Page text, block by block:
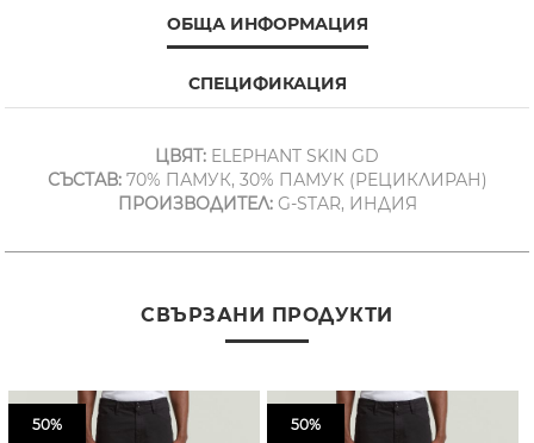
ОБЩА ИНФОРМАЦИЯ
СПЕЦИФИКАЦИЯ
ЦВЯТ: ELEPHANT SKIN GD
СЪСТАВ:70% ПАМУК, 30% ПАМУК (РЕЦИКЛИРАН)
ПРОИЗВОДИТЕЛ:G-STAR, ИНДИЯ
СВЪРЗАНИ ПРОДУКТИ
50% 50%